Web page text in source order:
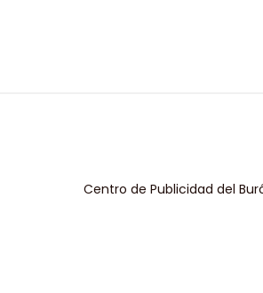
Centro de Publicidad del